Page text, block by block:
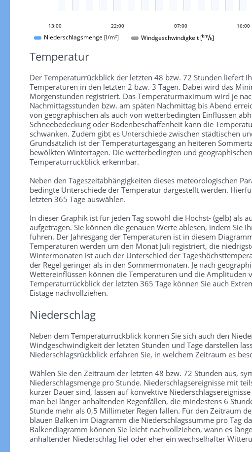
13:00 22:00 07:00 16:00
Niederschlagsmenge [l/m²]
Windgeschwindigkeit []
Temperatur
Der Temperaturrückblick der letzten 48 bzw. 72 Stunden liefert
Temperaturen in den letzten 2 bzw. 3 Tagen. Dabei wird das
Morgenstunden registriert. Das Temperaturmaximum wird je
Nachmittagsstunden bzw. am späten Nachmittag bis Abend
von geographischen als auch von wetterbedingten Einflüssen
Schneebedeckung oder Bodenbeschaffenheit kann die
schwanken. Zudem gibt es Unterschiede zwischen städtischen
Grundsätzlich ist der Temperaturtagesgang an heiteren
bewölkten Wintertagen. Die wetterbedingten und
Temperaturrückblick erkennbar.
Neben den Tageszeitabhängigkeiten dieses meteorologischen
bedingte Unterschiede der Temperatur dargestellt werden.
letzten 365 Tage auswählen.
In dieser Graphik ist für jeden Tag sowohl die Höchst- (gelb) als
aufgetragen. Sie können die genauen Werte ablesen, indem Sie
führen. Der Jahresgang der Temperaturen ist in diesem
Temperaturen werden um den Monat Juli registriert, die
Wintermonaten ist auch der Unterschied der
der Regel geringer als in den Sommermonaten. Je nach
Wettereinflüssen können die Temperaturen und die Amplituden
Temperaturrückblick der letzten 365 Tage können Sie auch
Eistage nachvollziehen.
Niederschlag
Neben dem Temperaturrückblick können Sie sich auch den
Windgeschwindigkeit der letzten Stunden und Tage darstellen
Niederschlagsrückblick erfahren Sie, in welchem Zeitraum es
Wählen Sie den Zeitraum der letzten 48 bzw. 72 Stunden aus,
Niederschlagsmenge pro Stunde. Niederschlagsereignisse mit
kurzer Dauer sind, lassen auf konvektive
man bei länger anhaltenden Regenfällen, die mindestens 6
Stunde mehr als 0,5 Millimeter Regen fallen. Für den Zeitraum
blauen Balken im Diagramm die Niederschlagssumme pro Tag
Balkendiagramm können Sie leicht nachvollziehen, wann es
anhaltender Niederschlag fiel oder eher ein wechselhafter